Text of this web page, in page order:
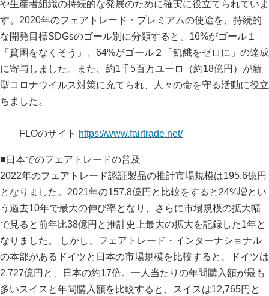
や生産者組織の持続的な発展のために確実に役立てられていま
す。2020年のフェアトレード・プレミアムの使途を、持続的
な開発目標SDGsのゴール別に分類すると、16%がゴール１
「貧困をなくそう」、64%がゴール２「飢餓をゼロに」の達成
に寄与しました。また、約1千5百万ユーロ（約18億円）が新
型コロナウイルス対策に充てられ、人々の命を守る活動に役立
ちました。
FLOのサイト https://www.fairtrade.net/
■日本でのフェアトレードの普及
2022年のフェアトレード認証製品の推計市場規模は195.6億円
となりました。2021年の157.8億円と比較をすると24%増とい
う過去10年で最大の伸び率となり、さらに市場規模の拡大幅
で見ると前年比38億円と推計史上最大の拡大を記録した1年と
なりました。 しかし、フェアトレード・インターナショナル
の本部があるドイツと日本の市場規模を比較すると、ドイツは
2,727億円と、日本の約17倍。一人当たりの年間購入額が最も
多いスイスと年間購入額を比較すると、スイスは12,765円と